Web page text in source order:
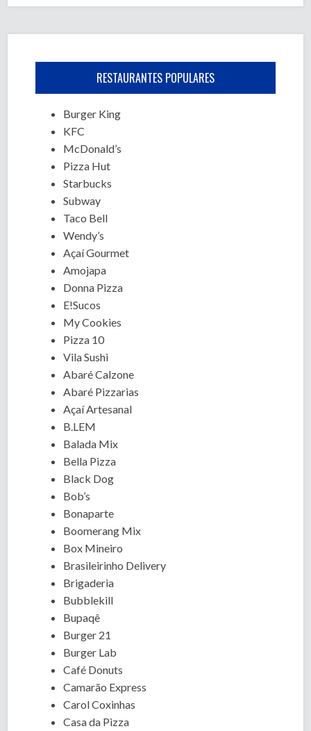
RESTAURANTES POPULARES
Burger King
KFC
McDonald’s
Pizza Hut
Starbucks
Subway
Taco Bell
Wendy’s
Açaí Gourmet
Amojapa
Donna Pizza
E!Sucos
My Cookies
Pizza 10
Vila Sushi
Abaré Calzone
Abaré Pizzarias
Açaí Artesanal
B.LEM
Balada Mix
Bella Pizza
Black Dog
Bob’s
Bonaparte
Boomerang Mix
Box Mineiro
Brasileirinho Delivery
Brigaderia
Bubblekill
Bupaqê
Burger 21
Burger Lab
Café Donuts
Camarão Express
Carol Coxinhas
Casa da Pizza